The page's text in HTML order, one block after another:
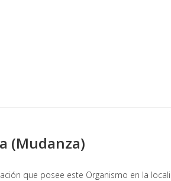
(Mudanza)
que posee este Organismo en la